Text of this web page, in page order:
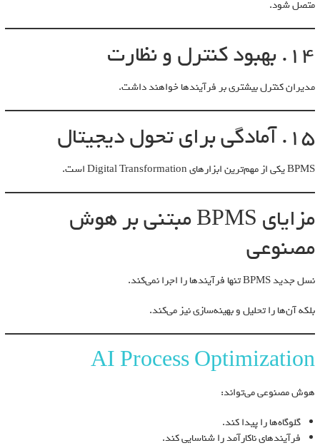
متصل شود.
14. بهبود کنترل و نظارت
مدیران کنترل بیشتری بر فرآیندها خواهند داشت.
15. آمادگی برای تحول دیجیتال
BPMS یکی از مهم‌ترین ابزارهای Digital Transformation است.
مزایای BPMS مبتنی بر هوش
مصنوعی
نسل جدید BPMS تنها فرآیندها را اجرا نمی‌کند.
بلکه آن‌ها را تحلیل و بهینه‌سازی نیز می‌کند.
AI Process Optimization
هوش مصنوعی می‌تواند:
گلوگاه‌ها را پیدا کند.
فرآیندهای ناکارآمد را شناسایی کند.